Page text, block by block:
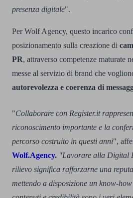
presenza digitale".
Per Wolf Agency, questo incarico
posizionamento sulla creazione di
PR, attraverso competenze maturate
messe al servizio di brand che
autorevolezza e coerenza di
"Collaborare con Register.it
riconoscimento importante e la
percorso costruito in questi anni",
Wolf.Agency. "Lavorare alla Digital
rilievo significa rafforzarne una
mettendo a disposizione un know-